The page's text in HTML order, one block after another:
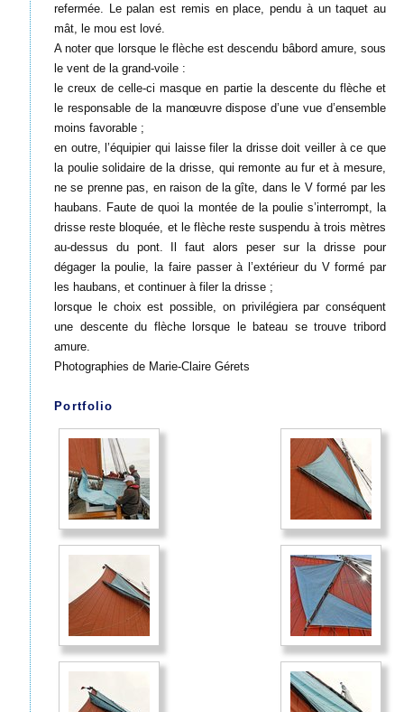
refermée. Le palan est remis en place, pendu à un taquet au
mât, le mou est lové.
A noter que lorsque le flèche est descendu bâbord amure, sous
le vent de la grand-voile :
le creux de celle-ci masque en partie la descente du flèche et
le responsable de la manœuvre dispose d’une vue d’ensemble
moins favorable ;
en outre, l’équipier qui laisse filer la drisse doit veiller à ce que
la poulie solidaire de la drisse, qui remonte au fur et à mesure,
ne se prenne pas, en raison de la gîte, dans le V formé par les
haubans. Faute de quoi la montée de la poulie s’interrompt, la
drisse reste bloquée, et le flèche reste suspendu à trois mètres
au-dessus du pont. Il faut alors peser sur la drisse pour
dégager la poulie, la faire passer à l’extérieur du V formé par
les haubans, et continuer à filer la drisse ;
lorsque le choix est possible, on privilégiera par conséquent
une descente du flèche lorsque le bateau se trouve tribord
amure.
Photographies de Marie-Claire Gérets
Portfolio